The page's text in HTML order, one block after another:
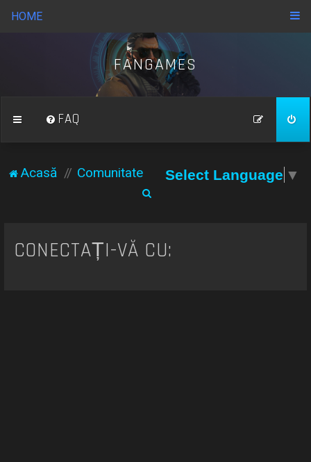
HOME
FANGAMES
FAQ
Acasă Comunitate Select Language ▼
t
CONECTAȚI-VĂ CU: